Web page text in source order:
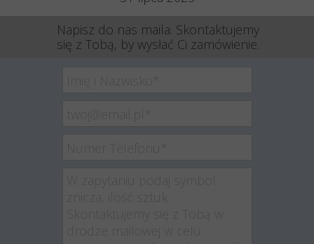
Napisz do nas maila. Skontaktujemy
się z Tobą, by wysłać Ci zamówienie.